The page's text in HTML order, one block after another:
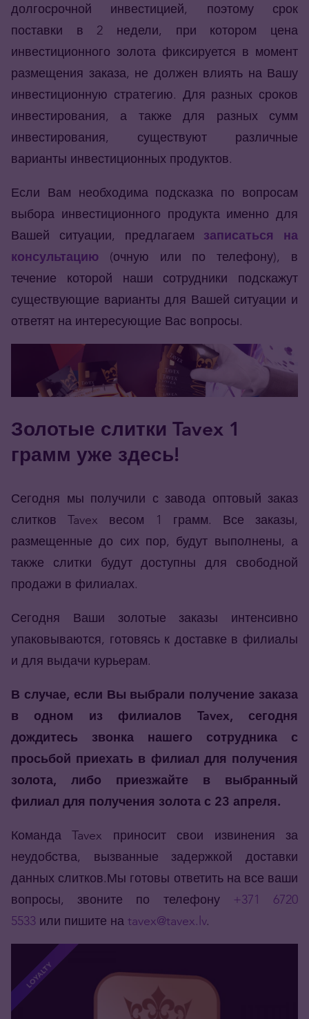
долгосрочной инвестицией, поэтому срок
поставки в 2 недели, при котором цена
инвестиционного золота фиксируется в момент
размещения заказа, не должен влиять на Вашу
инвестиционную стратегию. Для разных сроков
инвестирования, а также для разных сумм
инвестирования, существуют различные
варианты инвестиционных продуктов.
Если Вам необходима подсказка по вопросам
выбора инвестиционного продукта именно для
Вашей ситуации, предлагаем записаться на
консультацию
(очную или по телефону), в
течение которой наши сотрудники подскажут
существующие варианты для Вашей ситуации и
ответят на интересующие Вас вопросы.
Золотые слитки Tavex 1
грамм уже здесь!
Сегодня мы получили с завода оптовый заказ
слитков Tavex весом 1 грамм. Все заказы,
размещенные до сих пор, будут выполнены, а
также слитки будут доступны для свободной
продажи в филиалах.
Сегодня Ваши золотые заказы интенсивно
упаковываются, готовясь к доставке в филиалы
и для выдачи курьерам.
В случае, если Вы выбрали получение заказа
в одном из филиалов Tavex, сегодня
дождитесь звонка нашего сотрудника с
просьбой приехать в филиал для получения
золота, либо приезжайте в выбранный
филиал для получения золота с 23 апреля.
Команда Tavex приносит свои извинения за
неудобства, вызванные задержкой доставки
данных слитков.Мы готовы ответить на все ваши
вопросы, звоните по телефону +371 6720
5533 или пишите на tavex@tavex.lv.
LOYALTY